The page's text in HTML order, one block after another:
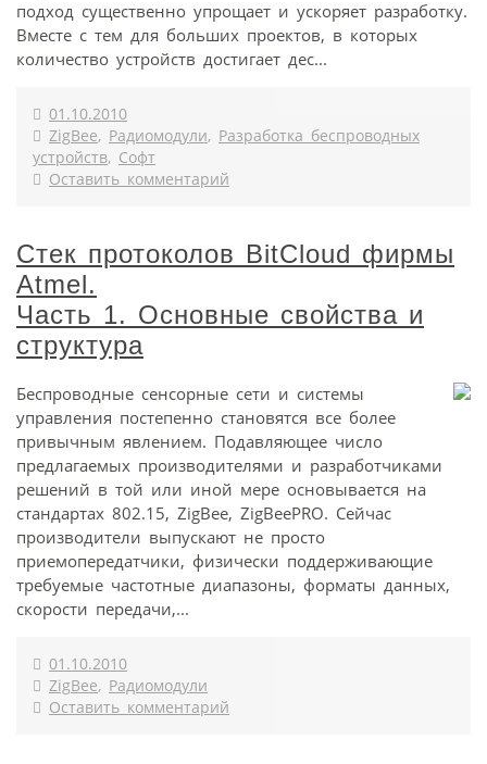
подход существенно упрощает и ускоряет разработку.
Вместе с тем для больших проектов, в которых
количество устройств достигает дес...
01.10.2010
ZigBee, Радиомодули, Разработка беспроводных
устройств, Софт
Оставить комментарий
Стек протоколов BitCloud фирмы
Atmel.
Часть 1. Основные свойства и
структура
Беспроводные сенсорные сети и системы
управления постепенно становятся все более
привычным явлением. Подавляющее число
предлагаемых производителями и разработчиками
решений в той или иной мере основывается на
стандартах 802.15, ZigBee, ZigBeePRO. Сейчас
производители выпускают не просто
приемопередатчики, физически поддерживающие
требуемые частотные диапазоны, форматы данных,
скорости передачи,...
01.10.2010
ZigBee, Радиомодули
Оставить комментарий